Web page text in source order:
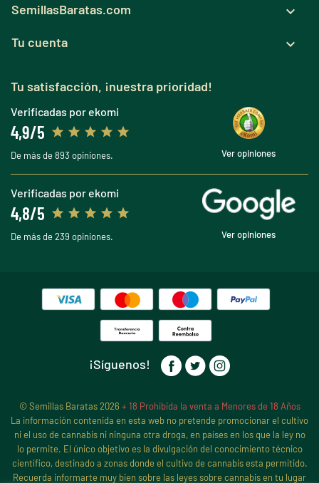
SemillasBaratas.com 
Tu cuenta 
Tu satisfacción, ¡nuestra prioridad!
Verificadas por ekomi
4,9/5
De más de 893 opiniones. Ver opiniones
Verificadas por ekomi
4,8/5
De más de 239 opiniones. Ver opiniones
¡Síguenos!
© Semillas Baratas 2026 + 18 Prohibida la venta a Menores de 18 Años
La información contenida en esta web no pretende promocionar el cultivo
ni el uso de cannabis ni ninguna otra droga, en países en los que la ley no
lo permite. El único objetivo es la divulgación del conocimiento técnico
científico, destinado a zonas donde el cultivo de cannabis esta permitido.
Recuerda informarte muy bien sobre las leyes sobre cannabis en tu lugar